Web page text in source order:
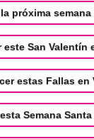
próxima semana
este San Valentín
estas Fallas en
Semana